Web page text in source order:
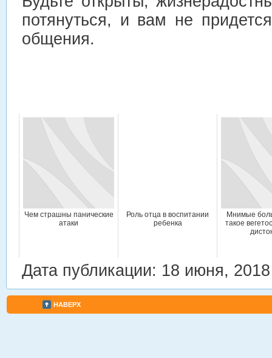
потянуться, и вам не
общения.
Чем страшны панические
атаки
Роль отца в воспитании
ребенка
Мнимые
такое
Дата публикации: 18 июня, 2018
НАВЕРХ